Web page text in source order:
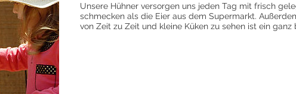
Unsere Hühner versorgen uns jeden Tag mit frisch
schmecken als die Eier aus dem Supermarkt.
von Zeit zu Zeit und kleine Küken zu sehen ist ein ganz